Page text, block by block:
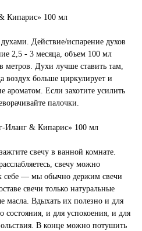
Кипарис» 100 мл
Действие/испарение духов
2,5 - 3 месяца, объем 100 мл
метров. Духи лучше ставить там,
воздух больше циркулирует и
ароматом. Если захотите усилить
палочки.
Иланг & Кипарис» 100 мл
свечу в ванной комнате.
свечу можно
к себе — мы обычно держим свечи
свечи только натуральные
Вдыхать их полезно и для
состояния, и для успокоения, и для
В конце можно потушить